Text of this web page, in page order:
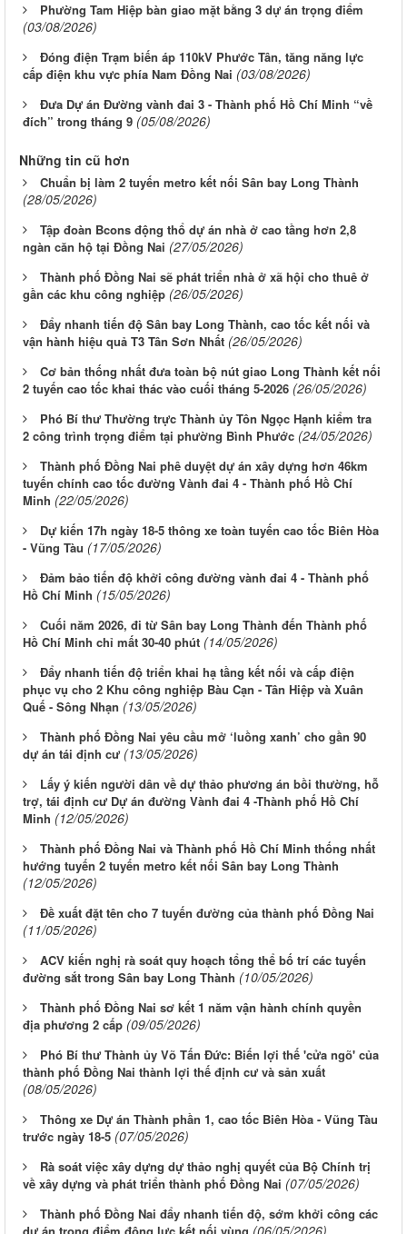
Phường Tam Hiệp bàn giao mặt bằng 3 dự án trọng điểm
(03/08/2026)
Đóng điện Trạm biến áp 110kV Phước Tân, tăng năng lực
cấp điện khu vực phía Nam Đồng Nai (03/08/2026)
Đưa Dự án Đường vành đai 3 - Thành phố Hồ Chí Minh “về
đích” trong tháng 9 (05/08/2026)
Những tin cũ hơn
Chuẩn bị làm 2 tuyến metro kết nối Sân bay Long Thành
(28/05/2026)
Tập đoàn Bcons động thổ dự án nhà ở cao tầng hơn 2,8
ngàn căn hộ tại Đồng Nai (27/05/2026)
Thành phố Đồng Nai sẽ phát triển nhà ở xã hội cho thuê ở
gần các khu công nghiệp (26/05/2026)
Đẩy nhanh tiến độ Sân bay Long Thành, cao tốc kết nối và
vận hành hiệu quả T3 Tân Sơn Nhất (26/05/2026)
Cơ bản thống nhất đưa toàn bộ nút giao Long Thành kết nối
2 tuyến cao tốc khai thác vào cuối tháng 5-2026 (26/05/2026)
Phó Bí thư Thường trực Thành ủy Tôn Ngọc Hạnh kiểm tra
2 công trình trọng điểm tại phường Bình Phước (24/05/2026)
Thành phố Đồng Nai phê duyệt dự án xây dựng hơn 46km
tuyến chính cao tốc đường Vành đai 4 - Thành phố Hồ Chí
Minh (22/05/2026)
Dự kiến 17h ngày 18-5 thông xe toàn tuyến cao tốc Biên Hòa
- Vũng Tàu (17/05/2026)
Đảm bảo tiến độ khởi công đường vành đai 4 - Thành phố
Hồ Chí Minh (15/05/2026)
Cuối năm 2026, đi từ Sân bay Long Thành đến Thành phố
Hồ Chí Minh chỉ mất 30-40 phút (14/05/2026)
Đẩy nhanh tiến độ triển khai hạ tầng kết nối và cấp điện
phục vụ cho 2 Khu công nghiệp Bàu Cạn - Tân Hiệp và Xuân
Quế - Sông Nhạn (13/05/2026)
Thành phố Đồng Nai yêu cầu mở ‘luồng xanh’ cho gần 90
dự án tái định cư (13/05/2026)
Lấy ý kiến người dân về dự thảo phương án bồi thường, hỗ
trợ, tái định cư Dự án đường Vành đai 4 -Thành phố Hồ Chí
Minh (12/05/2026)
Thành phố Đồng Nai và Thành phố Hồ Chí Minh thống nhất
hướng tuyến 2 tuyến metro kết nối Sân bay Long Thành
(12/05/2026)
Đề xuất đặt tên cho 7 tuyến đường của thành phố Đồng Nai
(11/05/2026)
ACV kiến nghị rà soát quy hoạch tổng thể bố trí các tuyến
đường sắt trong Sân bay Long Thành (10/05/2026)
Thành phố Đồng Nai sơ kết 1 năm vận hành chính quyền
địa phương 2 cấp (09/05/2026)
Phó Bí thư Thành ủy Võ Tấn Đức: Biến lợi thế 'cửa ngõ' của
thành phố Đồng Nai thành lợi thế định cư và sản xuất
(08/05/2026)
Thông xe Dự án Thành phần 1, cao tốc Biên Hòa - Vũng Tàu
trước ngày 18-5 (07/05/2026)
Rà soát việc xây dựng dự thảo nghị quyết của Bộ Chính trị
về xây dựng và phát triển thành phố Đồng Nai (07/05/2026)
Thành phố Đồng Nai đẩy nhanh tiến độ, sớm khởi công các